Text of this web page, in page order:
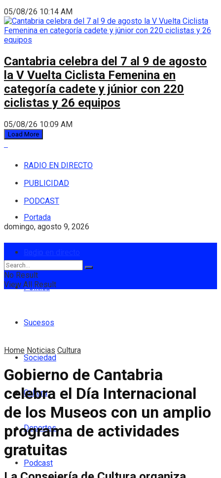
05/08/26 10:14 AM
Cantabria celebra del 7 al 9 de agosto
la V Vuelta Ciclista Femenina en
categoría cadete y júnior con 220
ciclistas y 26 equipos
05/08/26 10:09 AM
Load More
RADIO EN DIRECTO
PUBLICIDAD
PODCAST
domingo, agosto 9, 2026
Portada
Política
Sucesos
Sociedad
Cultura
Deportes
Podcast
No Result
View All Result
Home Noticias Cultura
Gobierno de Cantabria
celebra el Día Internacional
de los Museos con un amplio
programa de actividades
gratuitas